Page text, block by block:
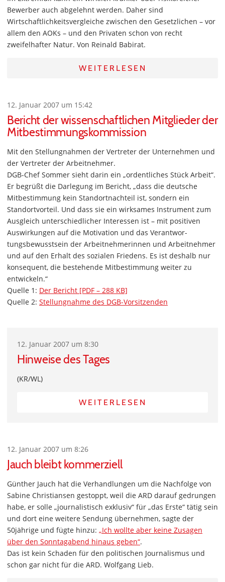
Bewerber auch abgelehnt werden. Daher sind
Wirtschaftlichkeitsvergleiche zwischen den Gesetzlichen – vor
allem den AOKs – und den Privaten schon von recht
zweifelhafter Natur. Von Reinald Babirat.
WEITERLESEN
12. Januar 2007 um 15:42
Bericht der wissenschaftlichen Mitglieder der
Mitbestimmungskommission
Mit den Stellungnahmen der Vertreter der Unternehmen und
der Vertreter der Arbeitnehmer.
DGB-Chef Sommer sieht darin ein „ordentliches Stück Arbeit“.
Er begrüßt die Darlegung im Bericht, „dass die deutsche
Mitbestimmung kein Standortnachteil ist, sondern ein
Standortvorteil. Und dass sie ein wirksames Instrument zum
Ausgleich unterschiedlicher Interessen ist – mit positiven
Auswirkungen auf die Motivation und das Verantwor­
tungsbewusstsein der Arbeitnehmerinnen und Arbeit­nehmer
und auf den Erhalt des sozialen Friedens. Es ist deshalb nur
konsequent, die bestehende Mitbestimmung weiter zu
entwickeln.“
Quelle 1: Der Bericht [PDF – 288 KB]
Quelle 2: Stellungnahme des DGB-Vorsitzenden
12. Januar 2007 um 8:30
Hinweise des Tages
(KR/WL)
WEITERLESEN
12. Januar 2007 um 8:26
Jauch bleibt kommerziell
Günther Jauch hat die Verhandlungen um die Nachfolge von
Sabine Christiansen gestoppt, weil die ARD darauf gedrungen
habe, er solle „journalistisch exklusiv“ für „das Erste“ tätig sein
und dort eine weitere Sendung übernehmen, sagte der
50jährige und fügte hinzu: „Ich wollte aber keine Zusagen
über den Sonntagabend hinaus geben“.
Das ist kein Schaden für den politischen Journalismus und
schon gar nicht für die ARD. Wolfgang Lieb.